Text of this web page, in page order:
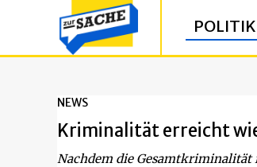
POLITIK
NEWS
Kriminalität erreicht
Nachdem die Gesamtkriminalität